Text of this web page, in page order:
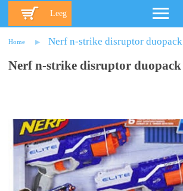
Leeg
Home Nerf n-strike disruptor duopack
Nerf n-strike disruptor duopack